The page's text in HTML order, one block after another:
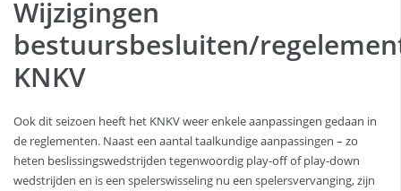
Wijzigingen
bestuursbesluiten/
KNKV
Ook dit seizoen heeft het KNKV weer enkele aanpassingen gedaan in
de reglementen. Naast een aantal taalkundige aanpassingen – zo
heten beslissingswedstrijden tegenwoordig play-off of play-down
wedstrijden en is een spelerswisseling nu een spelersvervanging, zijn